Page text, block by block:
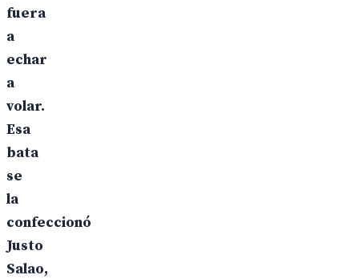
fuera
a
echar
a
volar.
Esa
bata
se
la
confeccionó
Justo
Salao,